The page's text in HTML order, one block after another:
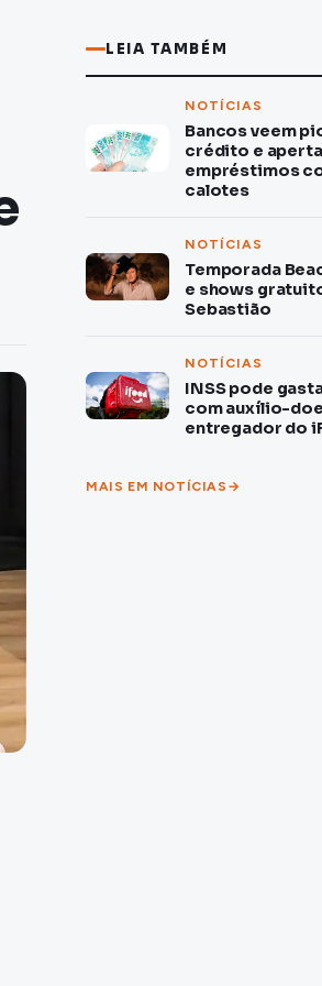
LEIA TAMBÉM
NOTÍCIAS
Bancos veem
crédito e
empréstimos
calotes
NOTÍCIAS
Temporada
e shows
Sebastião
NOTÍCIAS
INSS pode
com auxílio-
entregador do
MAIS EM NOTÍCIAS